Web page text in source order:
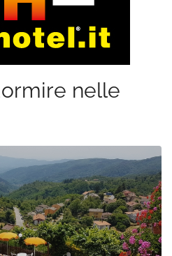
nelle